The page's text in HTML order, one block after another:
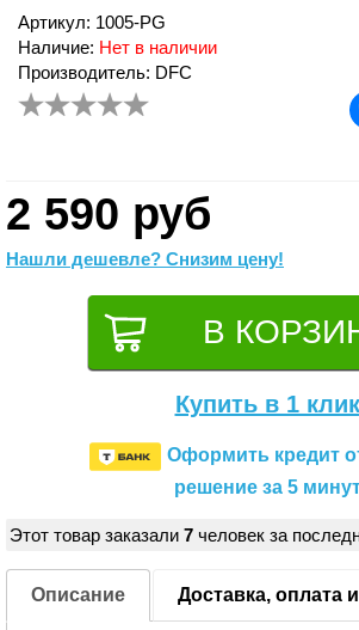
Артикул: 1005-PG
Наличие: Нет в наличии
Производитель: DFC
2 590 руб
Нашли дешевле? Снизим цену!
Купить в 1 клик
Оформить кредит
решение за 5
Этот товар заказали 7 человек за
Описание Доставка, оплата